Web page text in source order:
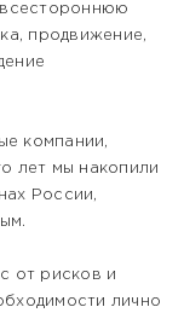
всестороннюю
продвижение,
компании,
лет мы накопили
России,
от рисков и
лично